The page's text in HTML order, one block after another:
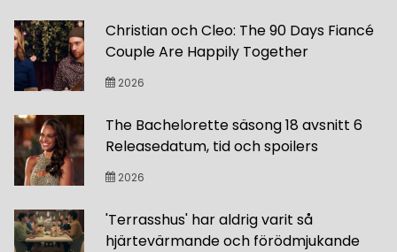
Christian och Cleo: The 90 Days Fiancé
Couple Are Happily Together
2026
The Bachelorette säsong 18 avsnitt 6
Releasedatum, tid och spoilers
2026
'Terrasshus' har aldrig varit så
hjärtevärmande och förödmjukande